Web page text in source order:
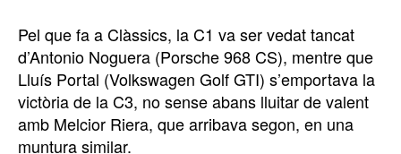
Pel que fa a Clàssics, la C1 va ser vedat tancat
d’Antonio Noguera (Porsche 968 CS), mentre que
Lluís Portal (Volkswagen Golf GTI) s’emportava la
victòria de la C3, no sense abans lluitar de valent
amb Melcior Riera, que arribava segon, en una
muntura similar.